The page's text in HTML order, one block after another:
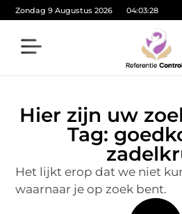
Zondag 9 Augustus 2026 04:03:28
Hier zijn uw
Tag:
Het lijkt erop dat we niet
waarnaar je op zoek bent.